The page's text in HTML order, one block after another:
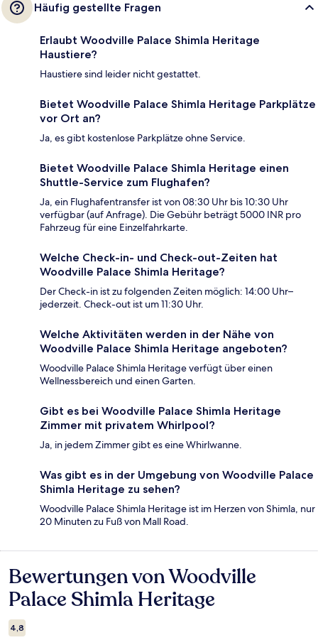
Häufig gestellte Fragen
Erlaubt Woodville Palace Shimla Heritage
Haustiere?
Haustiere sind leider nicht gestattet.
Bietet Woodville Palace Shimla Heritage Parkplätze
vor Ort an?
Ja, es gibt kostenlose Parkplätze ohne Service.
Bietet Woodville Palace Shimla Heritage einen
Shuttle-Service zum Flughafen?
Ja, ein Flughafentransfer ist von 08:30 Uhr bis 10:30 Uhr
verfügbar (auf Anfrage). Die Gebühr beträgt 5000 INR pro
Fahrzeug für eine Einzelfahrkarte.
Welche Check-in- und Check-out-Zeiten hat
Woodville Palace Shimla Heritage?
Der Check-in ist zu folgenden Zeiten möglich: 14:00 Uhr–
jederzeit. Check-out ist um 11:30 Uhr.
Welche Aktivitäten werden in der Nähe von
Woodville Palace Shimla Heritage angeboten?
Woodville Palace Shimla Heritage verfügt über einen
Wellnessbereich und einen Garten.
Gibt es bei Woodville Palace Shimla Heritage
Zimmer mit privatem Whirlpool?
Ja, in jedem Zimmer gibt es eine Whirlwanne.
Was gibt es in der Umgebung von Woodville Palace
Shimla Heritage zu sehen?
Woodville Palace Shimla Heritage ist im Herzen von Shimla, nur
20 Minuten zu Fuß von Mall Road.
Bewertungen
Bewertungen von Woodville
Palace Shimla Heritage
4,8